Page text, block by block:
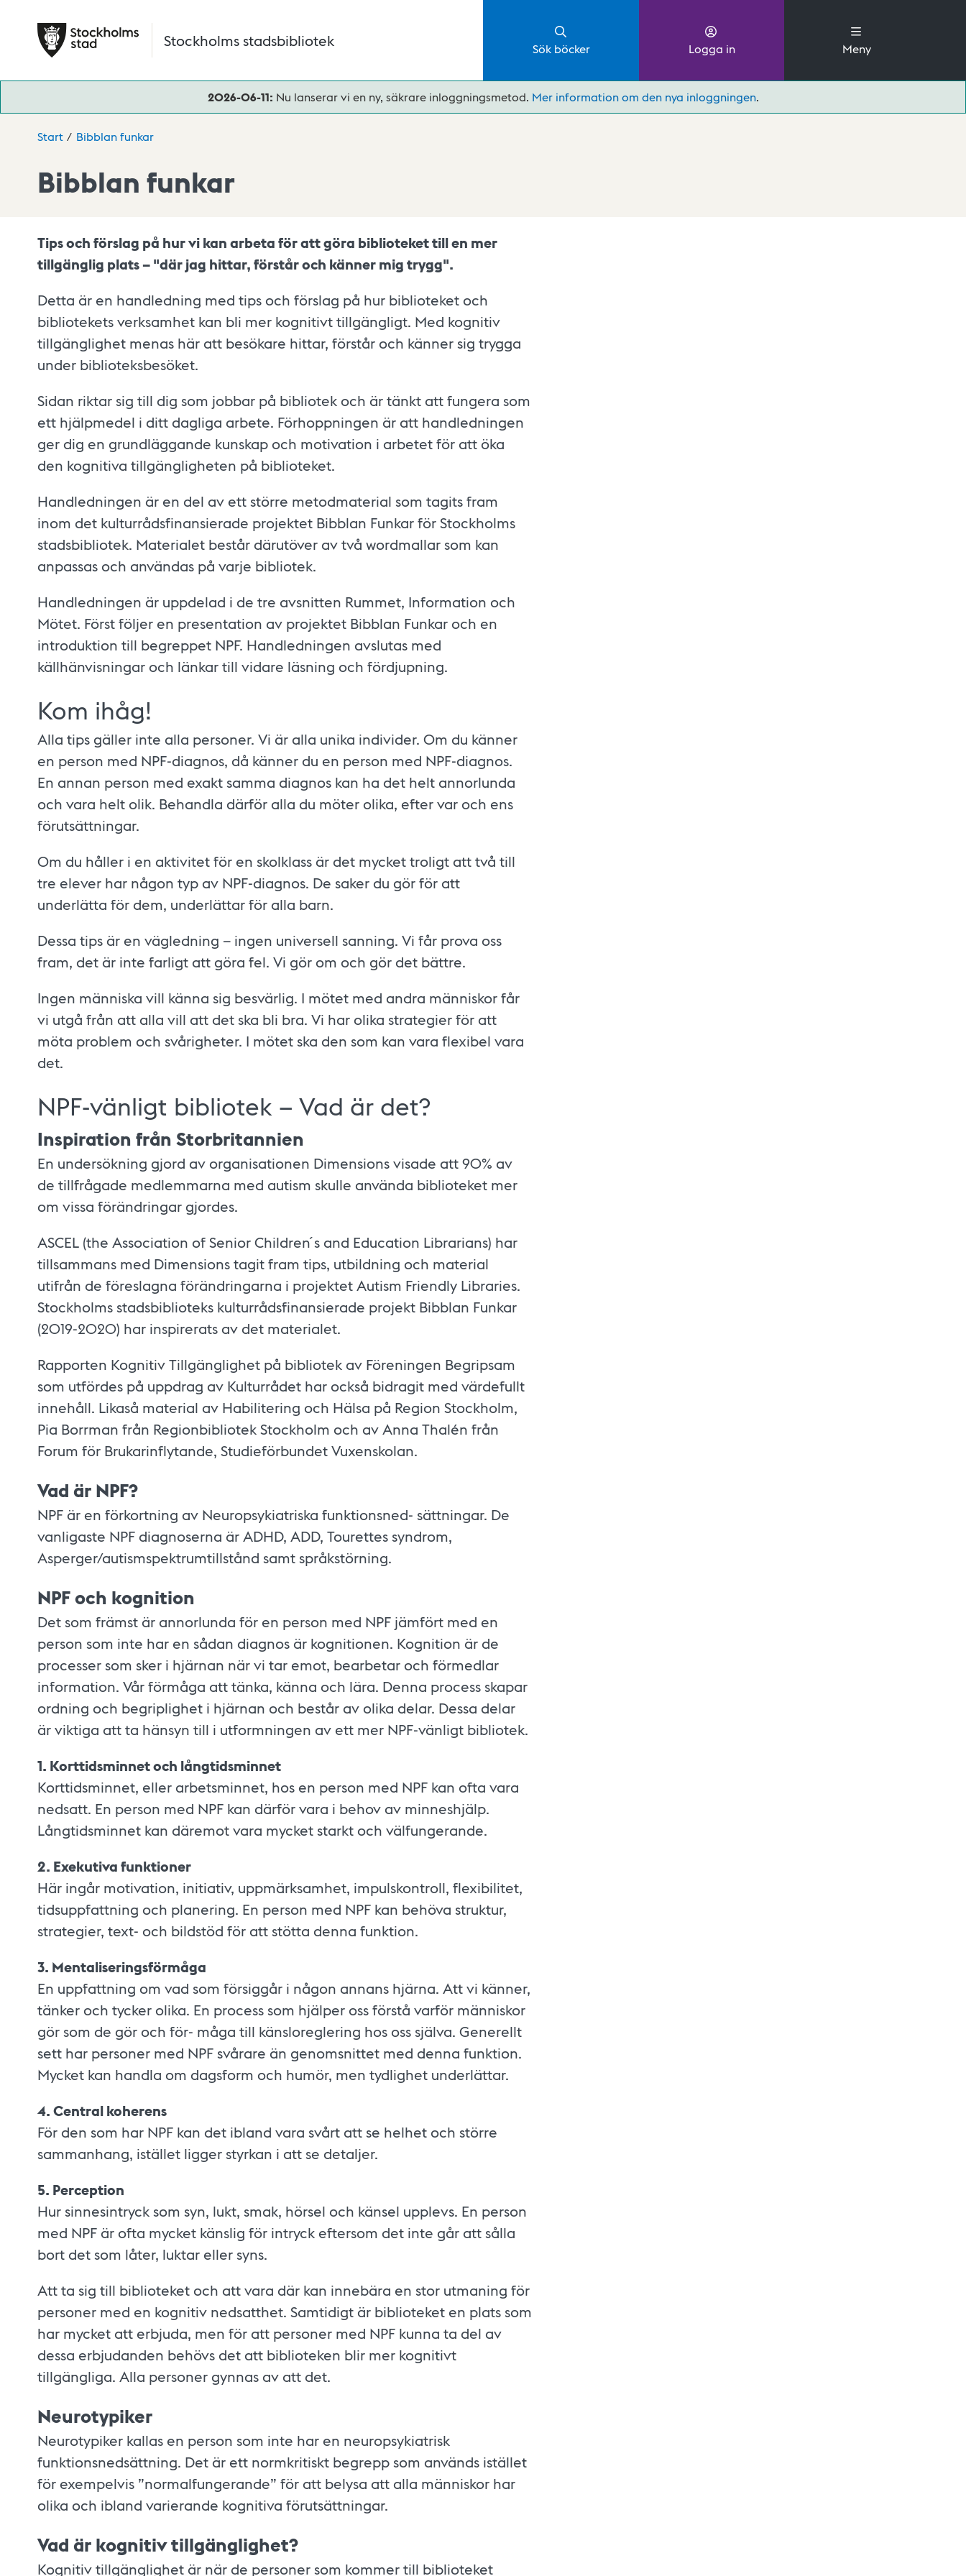
Stockholms stadsbibliotek Sök böcker Logga in Meny
2026-06-11: Nu lanserar vi en ny, säkrare inloggningsmetod. Mer information om den nya inloggningen.
Start Bibblan funkar
Bibblan funkar
Tips och förslag på hur vi kan arbeta för att göra biblioteket till en mer
tillgänglig plats – "där jag hittar, förstår och känner mig trygg".
Detta är en handledning med tips och förslag på hur biblioteket och
bibliotekets verksamhet kan bli mer kognitivt tillgängligt. Med kognitiv
tillgänglighet menas här att besökare hittar, förstår och känner sig trygga
under biblioteksbesöket.
Sidan riktar sig till dig som jobbar på bibliotek och är tänkt att fungera som
ett hjälpmedel i ditt dagliga arbete. Förhoppningen är att handledningen
ger dig en grundläggande kunskap och motivation i arbetet för att öka
den kognitiva tillgängligheten på biblioteket.
Handledningen är en del av ett större metodmaterial som tagits fram
inom det kulturrådsfinansierade projektet Bibblan Funkar för Stockholms
stadsbibliotek. Materialet består därutöver av två wordmallar som kan
anpassas och användas på varje bibliotek.
Handledningen är uppdelad i de tre avsnitten Rummet, Information och
Mötet. Först följer en presentation av projektet Bibblan Funkar och en
introduktion till begreppet NPF. Handledningen avslutas med
källhänvisningar och länkar till vidare läsning och fördjupning.
Kom ihåg!
Alla tips gäller inte alla personer. Vi är alla unika individer. Om du känner
en person med NPF-diagnos, då känner du en person med NPF-diagnos.
En annan person med exakt samma diagnos kan ha det helt annorlunda
och vara helt olik. Behandla därför alla du möter olika, efter var och ens
förutsättningar.
Om du håller i en aktivitet för en skolklass är det mycket troligt att två till
tre elever har någon typ av NPF-diagnos. De saker du gör för att
underlätta för dem, underlättar för alla barn.
Dessa tips är en vägledning – ingen universell sanning. Vi får prova oss
fram, det är inte farligt att göra fel. Vi gör om och gör det bättre.
Ingen människa vill känna sig besvärlig. I mötet med andra människor får
vi utgå från att alla vill att det ska bli bra. Vi har olika strategier för att
möta problem och svårigheter. I mötet ska den som kan vara flexibel vara
det.
NPF-vänligt bibliotek – Vad är det?
Inspiration från Storbritannien
En undersökning gjord av organisationen Dimensions visade att 90% av
de tillfrågade medlemmarna med autism skulle använda biblioteket mer
om vissa förändringar gjordes.
ASCEL (the Association of Senior Children ́s and Education Librarians) har
tillsammans med Dimensions tagit fram tips, utbildning och material
utifrån de föreslagna förändringarna i projektet Autism Friendly Libraries.
Stockholms stadsbiblioteks kulturrådsfinansierade projekt Bibblan Funkar
(2019-2020) har inspirerats av det materialet.
Rapporten Kognitiv Tillgänglighet på bibliotek av Föreningen Begripsam
som utfördes på uppdrag av Kulturrådet har också bidragit med värdefullt
innehåll. Likaså material av Habilitering och Hälsa på Region Stockholm,
Pia Borrman från Regionbibliotek Stockholm och av Anna Thalén från
Forum för Brukarinflytande, Studieförbundet Vuxenskolan.
Vad är NPF?
NPF är en förkortning av Neuropsykiatriska funktionsned- sättningar. De
vanligaste NPF diagnoserna är ADHD, ADD, Tourettes syndrom,
Asperger/autismspektrumtillstånd samt språkstörning.
NPF och kognition
Det som främst är annorlunda för en person med NPF jämfört med en
person som inte har en sådan diagnos är kognitionen. Kognition är de
processer som sker i hjärnan när vi tar emot, bearbetar och förmedlar
information. Vår förmåga att tänka, känna och lära. Denna process skapar
ordning och begriplighet i hjärnan och består av olika delar. Dessa delar
är viktiga att ta hänsyn till i utformningen av ett mer NPF-vänligt bibliotek.
1. Korttidsminnet och långtidsminnet
Korttidsminnet, eller arbetsminnet, hos en person med NPF kan ofta vara
nedsatt. En person med NPF kan därför vara i behov av minneshjälp.
Långtidsminnet kan däremot vara mycket starkt och välfungerande.
2. Exekutiva funktioner
Här ingår motivation, initiativ, uppmärksamhet, impulskontroll, flexibilitet,
tidsuppfattning och planering. En person med NPF kan behöva struktur,
strategier, text- och bildstöd för att stötta denna funktion.
3. Mentaliseringsförmåga
En uppfattning om vad som försiggår i någon annans hjärna. Att vi känner,
tänker och tycker olika. En process som hjälper oss förstå varför människor
gör som de gör och för- måga till känsloreglering hos oss själva. Generellt
sett har personer med NPF svårare än genomsnittet med denna funktion.
Mycket kan handla om dagsform och humör, men tydlighet underlättar.
4. Central koherens
För den som har NPF kan det ibland vara svårt att se helhet och större
sammanhang, istället ligger styrkan i att se detaljer.
5. Perception
Hur sinnesintryck som syn, lukt, smak, hörsel och känsel upplevs. En person
med NPF är ofta mycket känslig för intryck eftersom det inte går att sålla
bort det som låter, luktar eller syns.
Att ta sig till biblioteket och att vara där kan innebära en stor utmaning för
personer med en kognitiv nedsatthet. Samtidigt är biblioteket en plats som
har mycket att erbjuda, men för att personer med NPF kunna ta del av
dessa erbjudanden behövs det att biblioteken blir mer kognitivt
tillgängliga. Alla personer gynnas av att det.
Neurotypiker
Neurotypiker kallas en person som inte har en neuropsykiatrisk
funktionsnedsättning. Det är ett normkritiskt begrepp som används istället
för exempelvis ”normalfungerande” för att belysa att alla människor har
olika och ibland varierande kognitiva förutsättningar.
Vad är kognitiv tillgänglighet?
Kognitiv tillgänglighet är när de personer som kommer till biblioteket